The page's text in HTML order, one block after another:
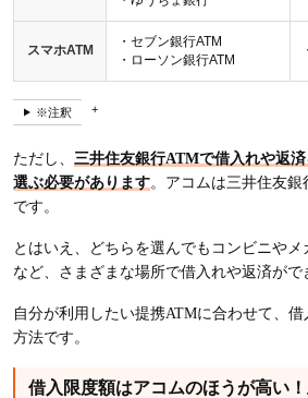
スマホATM
・セブン銀行ATM
・ローソン銀行ATM
※注釈
ただし、 三井住友銀行ATMで借入れや返
選ぶ必要があります。アコムは三井住友
です。
とはいえ、どちらを選んでもコンビニや
など、さまざまな場所で借入れや返済がで
自分が利用したい提携ATMに合わせて、
方法です。
借入限度額はアコムのほうが高い